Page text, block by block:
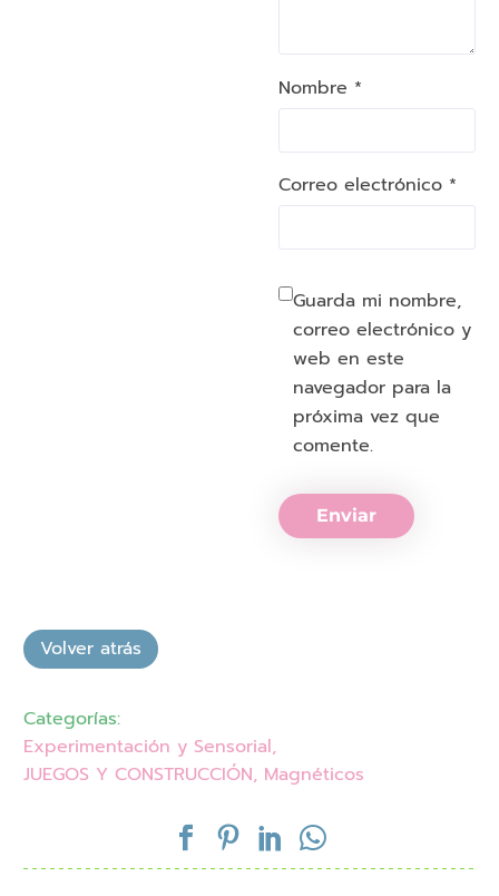
Nombre *
Correo electrónico *
Guarda mi nombre,
correo electrónico y
web en este
navegador para la
próxima vez que
comente.
Enviar
Categorías:
Experimentación y Sensorial,
JUEGOS Y CONSTRUCCIÓN, Magnéticos